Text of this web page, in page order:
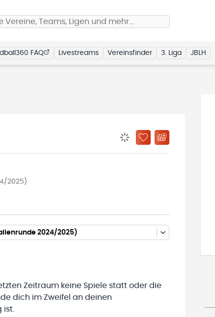
Vereine, Teams, Ligen und mehr…
FAQ Livestreams Vereinsfinder 3. Liga JBLH
ZU „MEINE TEAMS“
2025)
2024/2025)
Zeitraum keine Spiele statt oder die
dich im Zweifel an deinen
ist.